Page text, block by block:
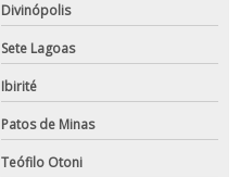
Divinópolis
Sete Lagoas
Ibirité
Patos de Minas
Teófilo Otoni